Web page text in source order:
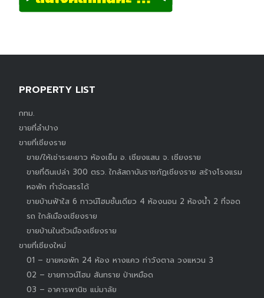
PROPERTY LIST
กทม.
ขายที่ลำปาง
ขายที่เชียงราย
ขาย/ให้เช่าระยะยาว ห้องเย็น อ. เชียงแสน จ. เชียงราย
ขายที่ดินเปล่า 300 ตรว. ใกล้สถาบันราชภัฏเชียงราย สร้างโรงแรม
หอพัก ทำจัดสรรได้
ขายบ้านฟ้าใส 6 ทาวน์โฮมชั้นเดียว 4 ห้องนอน 2 ห้องน้ำ 2 ที่จอด
รถ ใกล้เมืองเชียงราย
ขายบ้านในตัวเมืองเชียงราย
ขายที่เชียงใหม่
01 – ขายหอพัก 24 ห้อง หางแคว ท่าวังตาล วงแหวน 3
02 – ขายทาวน์โฮม สันทราย ป่าเหมือด
03 – อาคารพานิช แม่มาลัย